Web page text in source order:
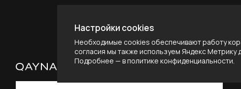
Настройки cookies
Необходимые cookies обеспечивают работу
согласия мы также используем Яндекс Метрику
Подробнее — вполитике конфиденциальности.